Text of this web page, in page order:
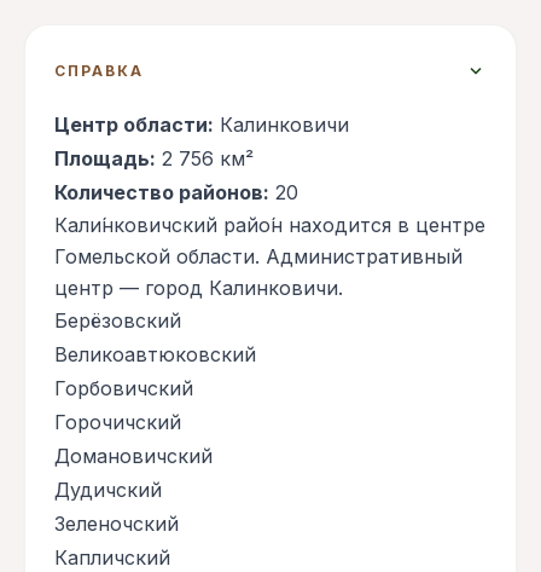
СПРАВКА expand_more
Центр области: Калинковичи
Площадь: 2 756 км²
Количество районов: 20
Кали́нковичский райо́н находится в центре
Гомельской области. Административный
центр — город Калинковичи.
Берёзовский
Великоавтюковский
Горбовичский
Горочичский
Домановичский
Дудичский
Зеленочский
Капличский